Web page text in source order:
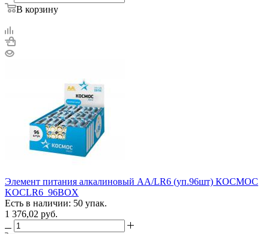
В корзину
Элемент питания алкалиновый AA/LR6 (уп.96шт) КОСМОС
KOCLR6_96BOX
Есть в наличии: 50 упак.
1 376,02 руб.